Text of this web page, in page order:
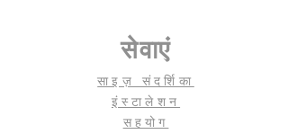
सेवाएं
साइज़ संदर्शिका
इंस्टालेशन
सहयोग